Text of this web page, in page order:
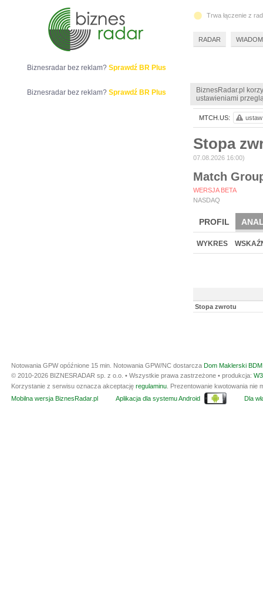
BiznesRadar.pl
ustawieniami
Stopa
07.08.2026 16:00)
Match
WERSJA BETA
NASDAQ
PROFIL
WYKRES
Stopa zwrotu
MTCH.US:
Biznesradar bez reklam? Sprawdź BR Plus
Biznesradar bez reklam? Sprawdź BR Plus
Trwa łączenie z
RADAR
Notowania GPW opóźnione 15 min. Notowania GPW/NC dostarcza Dom Maklerski
© 2010-2026 BIZNESRADAR sp. z o.o. • Wszystkie prawa zastrzeżone • produkcja:
Korzystanie z serwisu oznacza akceptację regulaminu . Prezentowanie kwotowania
Mobilna wersja BiznesRadar.pl
Aplikacja dla systemu Android Dla